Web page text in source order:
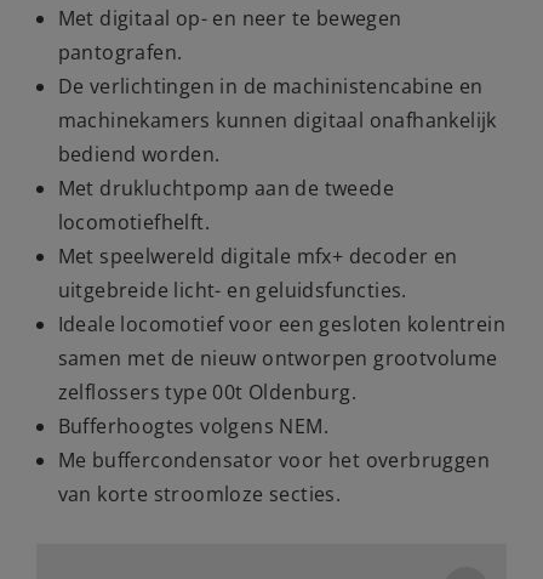
Met digitaal op- en neer te bewegen
pantografen.
De verlichtingen in de machinistencabine en
machinekamers kunnen digitaal onafhankelijk
bediend worden.
Met drukluchtpomp aan de tweede
locomotiefhelft.
Met speelwereld digitale mfx+ decoder en
uitgebreide licht- en geluidsfuncties.
Ideale locomotief voor een gesloten kolentrein
samen met de nieuw ontworpen grootvolume
zelflossers type 00t Oldenburg.
Bufferhoogtes volgens NEM.
Me buffercondensator voor het overbruggen
van korte stroomloze secties.